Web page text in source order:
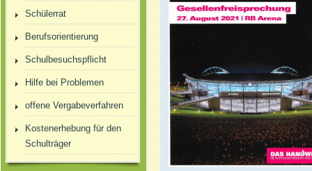
Schülerrat
Berufsorientierung
Schulbesuchspflicht
Hilfe bei Problemen
offene Vergabeverfahren
Kostenerhebung für den
Schulträger